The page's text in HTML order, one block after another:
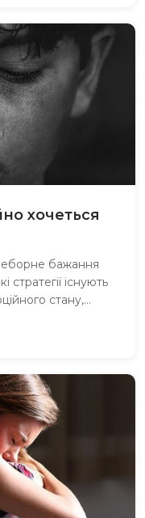
хочеться
бажання
стратегії існують
стану,
релаксації?